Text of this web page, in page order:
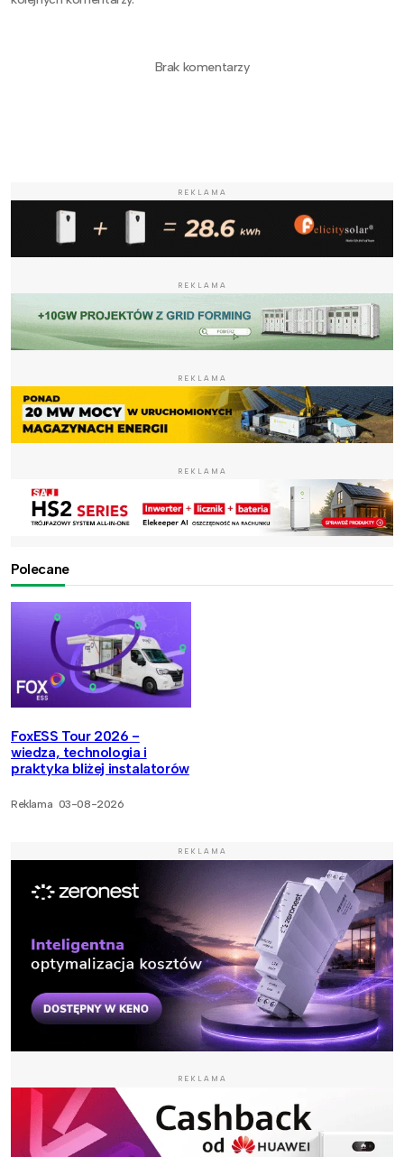
Brak komentarzy
REKLAMA
REKLAMA
REKLAMA
REKLAMA
Polecane
FoxESS Tour 2026 -
wiedza, technologia i
praktyka bliżej instalatorów
Reklama 03-08-2026
REKLAMA
REKLAMA